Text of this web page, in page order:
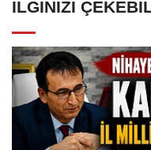
İLGINIZI